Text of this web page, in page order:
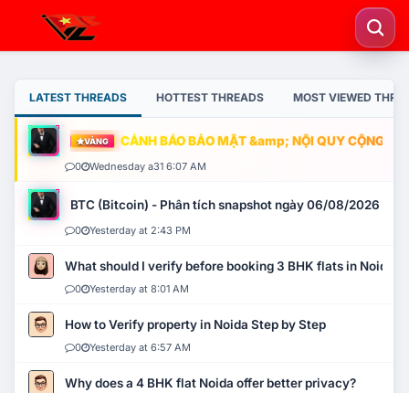
LATEST THREADS HOTTEST THREADS MOST VIEWED
VÀNG CẢNH BÁO BẢO MẬT &amp; NỘI QUY CỘNG
0 Wednesday a31 6:07 AM
BTC (Bitcoin) - Phân tích snapshot ngày 06/08/2026
0 Yesterday at 2:43 PM
What should I verify before booking 3 BHK flats in Noida?
0 Yesterday at 8:01 AM
How to Verify property in Noida Step by Step
0 Yesterday at 6:57 AM
Why does a 4 BHK flat Noida offer better privacy?